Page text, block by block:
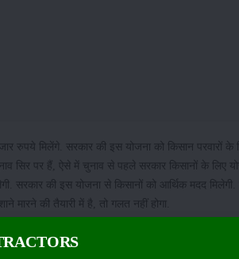
रुपये मिलेंगे. सरकार की इस योजना को किसान परवारों के
सिर पर हैं, ऐसे में चुनाव से पहले सरकार किसानों के लिए
सरकार की इस योजना से किसानों को आर्थिक मदद मिलेगी.
मारने की तैयारी में है, तो गलत नहीं होगा.
पर किया. इस दौरान सीएम शिवराज ने पहली आवेदिका